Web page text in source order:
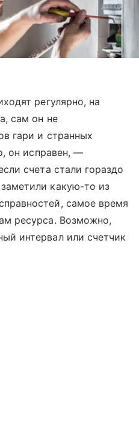
регулярно, на
сам он не
гари и странных
он исправен, —
счета стали гораздо
какую-то из
самое время
ресурса. Возможно,
интервал или счетчик